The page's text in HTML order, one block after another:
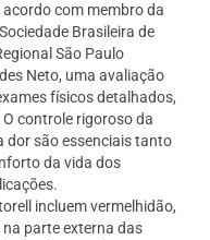
com membro da
Brasileira de
São Paulo
Neto, uma avaliação
físicos detalhados,
controle rigoroso da
dor são essenciais tanto
da vida dos
incluem vermelhidão,
parte externa das